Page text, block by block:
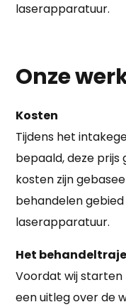
laserapparatuur.
Onze
Kosten
Tijdens het
bepaald, deze prijs
kosten zijn
behandelen
laserapparatuur.
Het
Voordat wij
een uitleg over de